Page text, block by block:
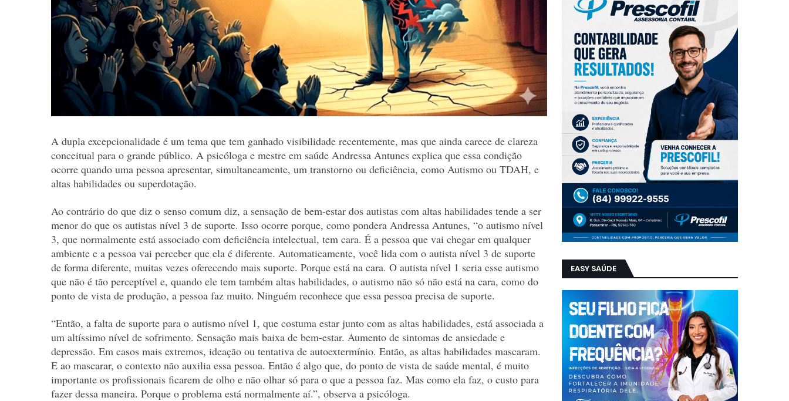
A dupla excepcionalidade é um tema que tem ganhado visibilidade recentemente, mas que ainda carece de clareza
conceitual para o grande público. A psicóloga e mestre em saúde Andressa Antunes explica que essa condição
ocorre quando uma pessoa apresentar, simultaneamente, um transtorno ou deficiência, como Autismo ou TDAH, e
altas habilidades ou superdotação.
Ao contrário do que diz o senso comum diz, a sensação de bem-estar dos autistas com altas habilidades tende a ser
menor do que os autistas nível 3 de suporte. Isso ocorre porque, como pondera Andressa Antunes, “o autismo nível
3, que normalmente está associado com deficiência intelectual, tem cara. É a pessoa que vai chegar em qualquer
ambiente e a pessoa vai perceber que ela é diferente. Automaticamente, você lida com o autista nível 3 de suporte
de forma diferente, muitas vezes oferecendo mais suporte. Porque está na cara. O autista nível 1 seria esse autismo
que não é tão perceptível e, quando ele tem também altas habilidades, o autismo não só não está na cara, como do
ponto de vista de produção, a pessoa faz muito. Ninguém reconhece que essa pessoa precisa de suporte.
“Então, a falta de suporte para o autismo nível 1, que costuma estar junto com as altas habilidades, está associada a
um altíssimo nível de sofrimento. Sensação mais baixa de bem-estar. Aumento de sintomas de ansiedade e
depressão. Em casos mais extremos, ideação ou tentativa de autoextermínio. Então, as altas habilidades mascaram.
E ao mascarar, o contexto não auxilia essa pessoa. Então é algo que, do ponto de vista de saúde mental, é muito
importante os profissionais ficarem de olho e não olhar só para o que a pessoa faz. Mas como ela faz, o custo para
fazer dessa maneira. Porque o problema está normalmente aí.”, observa a psicóloga.
EASY SAÚDE